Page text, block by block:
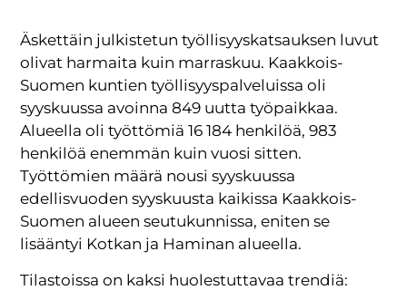
Äskettäin julkistetun työllisyyskatsauksen luvut
olivat harmaita kuin marraskuu. Kaakkois-
Suomen kuntien työllisyyspalveluissa oli
syyskuussa avoinna 849 uutta työpaikkaa.
Alueella oli työttömiä 16 184 henkilöä, 983
henkilöä enemmän kuin vuosi sitten.
Työttömien määrä nousi syyskuussa
edellisvuoden syyskuusta kaikissa Kaakkois-
Suomen alueen seutukunnissa, eniten se
lisääntyi Kotkan ja Haminan alueella.
Tilastoissa on kaksi huolestuttavaa trendiä: